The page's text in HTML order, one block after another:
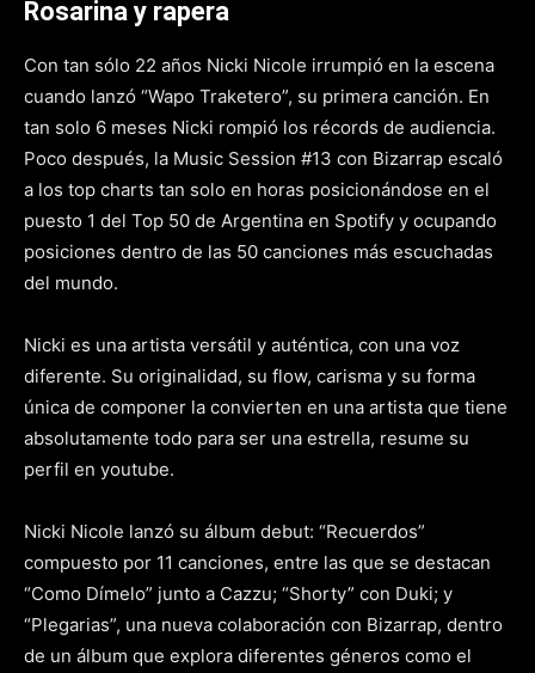
Rosarina y rapera
Con tan sólo 22 años Nicki Nicole irrumpió en la escena
cuando lanzó “Wapo Traketero”, su primera canción. En
tan solo 6 meses Nicki rompió los récords de audiencia.
Poco después, la Music Session #13 con Bizarrap escaló
a los top charts tan solo en horas posicionándose en el
puesto 1 del Top 50 de Argentina en Spotify y ocupando
posiciones dentro de las 50 canciones más escuchadas
del mundo.
Nicki es una artista versátil y auténtica, con una voz
diferente. Su originalidad, su flow, carisma y su forma
única de componer la convierten en una artista que tiene
absolutamente todo para ser una estrella, resume su
perfil en youtube.
Nicki Nicole lanzó su álbum debut: “Recuerdos”
compuesto por 11 canciones, entre las que se destacan
“Como Dímelo” junto a Cazzu; “Shorty” con Duki; y
“Plegarias”, una nueva colaboración con Bizarrap, dentro
de un álbum que explora diferentes géneros como el